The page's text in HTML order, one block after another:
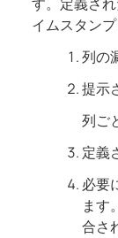
イムスタン
列の
提示
列ご
定義
必要
ます
合さ